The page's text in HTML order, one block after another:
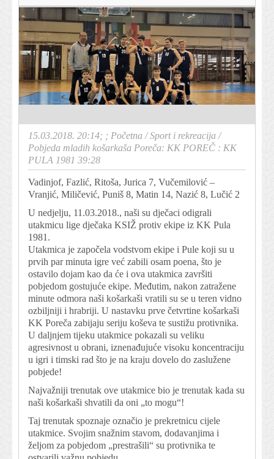
15.03.2018. 20:14; ; Početna /Sport i rekreacija /
Pobjeda mladih košarkaša Poreča: KK POREČ : KK
PULA 1981 39:28
Vadinjof, Fazlić, Ritoša, Jurica 7, Vučemilović –
Vranjić, Miličević, Puniš 8, Matin 14, Nazić 8, Lučić 2
U nedjelju, 11.03.2018., naši su dječaci odigrali
utakmicu lige dječaka KSIŽ protiv ekipe iz KK Pula
1981.
Utakmica je započela vodstvom ekipe i Pule koji su u
prvih par minuta igre već zabili osam poena, što je
ostavilo dojam kao da će i ova utakmica završiti
pobjedom gostujuće ekipe. Međutim, nakon zatražene
minute odmora naši košarkaši vratili su se u teren vidno
ozbiljniji i hrabriji. U nastavku prve četvrtine košarkaši
KK Poreča zabijaju seriju koševa te sustižu protivnika.
U daljnjem tijeku utakmice pokazali su veliku
agresivnost u obrani, iznenađujuće visoku koncentraciju
u igri i timski rad što je na kraju dovelo do zaslužene
pobjede!
Najvažniji trenutak ove utakmice bio je trenutak kada su
naši košarkaši shvatili da oni „to mogu“!
Taj trenutak spoznaje označio je prekretnicu cijele
utakmice. Svojim snažnim stavom, dodavanjima i
željom za pobjedom „prestrašili“ su protivnika te